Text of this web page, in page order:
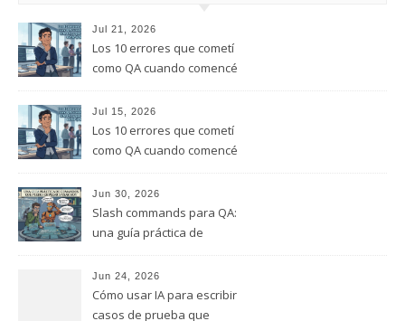
Jul 21, 2026
Los 10 errores que cometí
como QA cuando comencé
(Parte 2)
Jul 15, 2026
Los 10 errores que cometí
como QA cuando comencé
(Parte 1)
Jun 30, 2026
Slash commands para QA:
una guía práctica de
empezar a usar hoy
Jun 24, 2026
Cómo usar IA para escribir
casos de prueba que